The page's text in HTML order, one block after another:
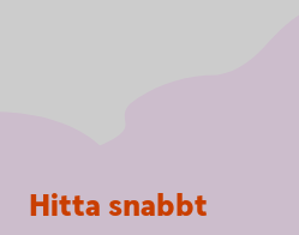
Sidfot
Hitta snabbt